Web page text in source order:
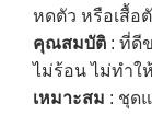
หดตัว หรือเสื้อตั
คุณสมบัติ : ที่ดี
ไม่ร้อน ไม่ทำใ
เหมาะสม : ชุด